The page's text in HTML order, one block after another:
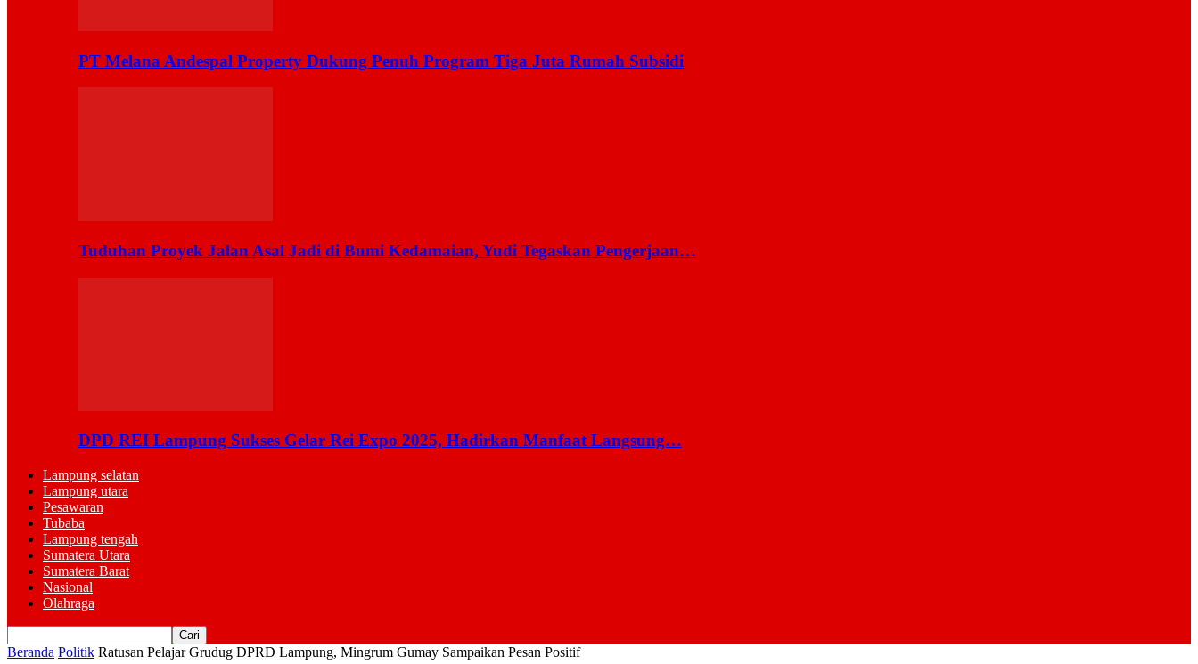
PT Melana Andespal Property Dukung Penuh Program Tiga Juta Rumah Subsidi
Tuduhan Proyek Jalan Asal Jadi di Bumi Kedamaian, Yudi Tegaskan Pengerjaan…
DPD REI Lampung Sukses Gelar Rei Expo 2025, Hadirkan Manfaat Langsung…
Lampung selatan
Lampung utara
Pesawaran
Tubaba
Lampung tengah
Sumatera Utara
Sumatera Barat
Nasional
Olahraga
Beranda Politik Ratusan Pelajar Grudug DPRD Lampung, Mingrum Gumay Sampaikan Pesan Positif